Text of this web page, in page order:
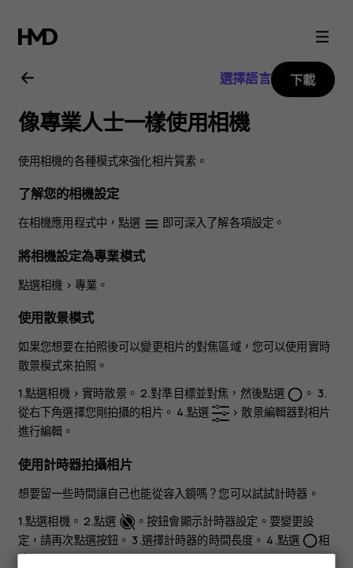
Nokia
8.1
用
戶
指
南
選擇語言 下載
像專業人士一樣使用相機
使用相機的各種模式來強化相片質素。
了解您的相機設定
在相機應用程式中，點選 menu 即可深入了解各項設定。
將相機設定為專業模式
點選相機 > 專業 。
使用散景模式
如果您想要在拍照後可以變更相片的對焦區域，您可以使用實時
散景模式來拍照。
1.點選相機>實時散景。 2.對準目標並對焦，然後點選 panorama_fish_eye 。 3.
從右下角選擇您剛拍攝的相片。 4.點選
>散景編輯器對相片
進行編輯。
使用計時器拍攝相片
想要留一些時間讓自己也能從容入鏡嗎？您可以試試計時器。
1.點選相機。 2.點選
。按鈕會顯示計時器設定。要變更設
定，請再次點選按鈕。 3.選擇計時器的時間長度。 4.點選 panorama_fish_eye相
片。